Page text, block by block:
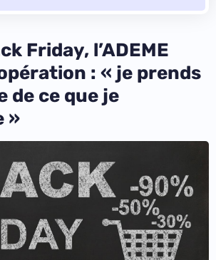
Friday, l’ADEME
: « je prends
de ce que je
»